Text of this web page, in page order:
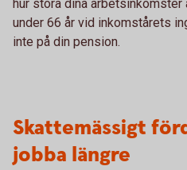
hur stora dina arbetsinkomster
under 66 år vid inkomstårets
inte på din pension.
Skattemässigt
jobba längre